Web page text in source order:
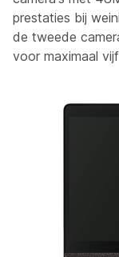
prestaties bij
de tweede
voor maximaal